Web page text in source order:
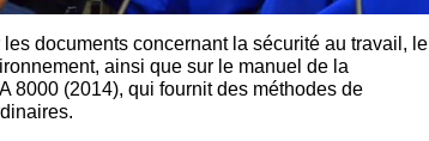
documents concernant la sécurité au travail, le
ainsi que sur le manuel de la
8000 (2014), qui fournit des méthodes de